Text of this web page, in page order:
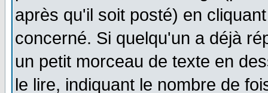
après qu'il soit posté) en
concerné. Si quelqu'un a déjà
un petit morceau de texte en
le lire, indiquant le nombre de